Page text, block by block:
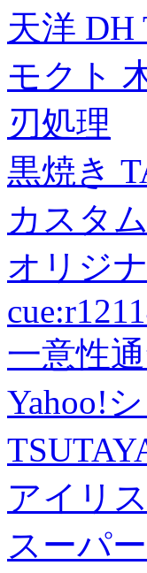
天洋 DH
モクト
刃処理
黒焼き
カスタ
オリジ
一意性通
Yahoo!
アイリ
スーパ